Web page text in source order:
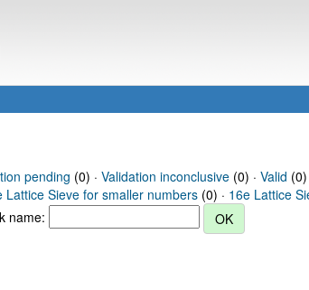
pending (0) · Validation inconclusive(0) · Valid (0)
Lattice Sieve for smaller numbers (0) · 16e Lattice
name: